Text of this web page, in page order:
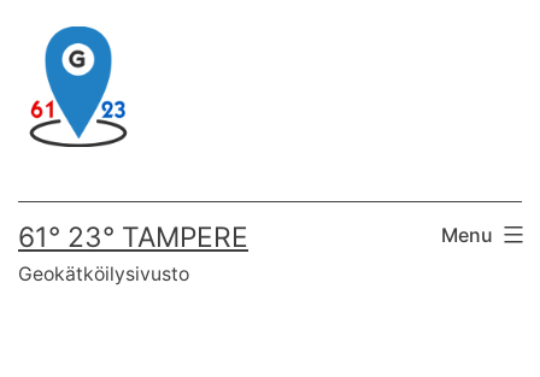
content
61° 23° TAMPERE
Geokätköilysivusto
Menu